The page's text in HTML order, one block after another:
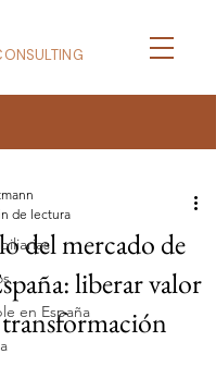
en España
del mercado de
liberar valor
transformación
de lectura